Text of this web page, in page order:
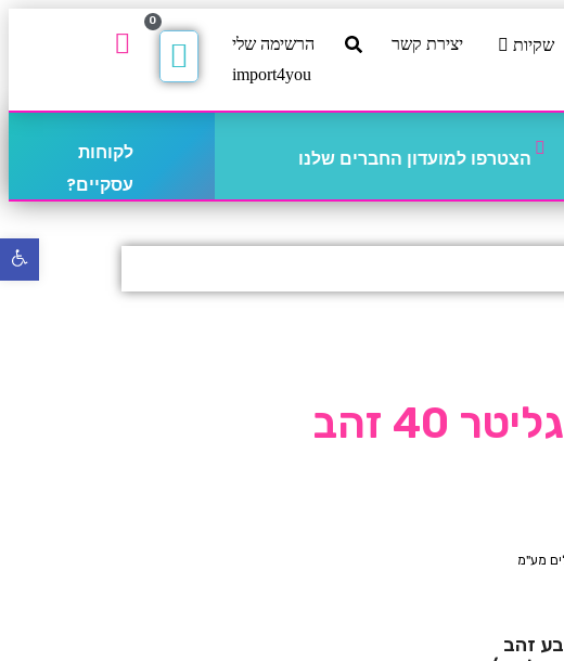
שקיות יצירת קשר
הרשימה שלי
import4you
0
הצטרפו למועדון החברים שלנו
לקוחות
עסקיים?
40 זהב
מע"מ
זהב
פתח